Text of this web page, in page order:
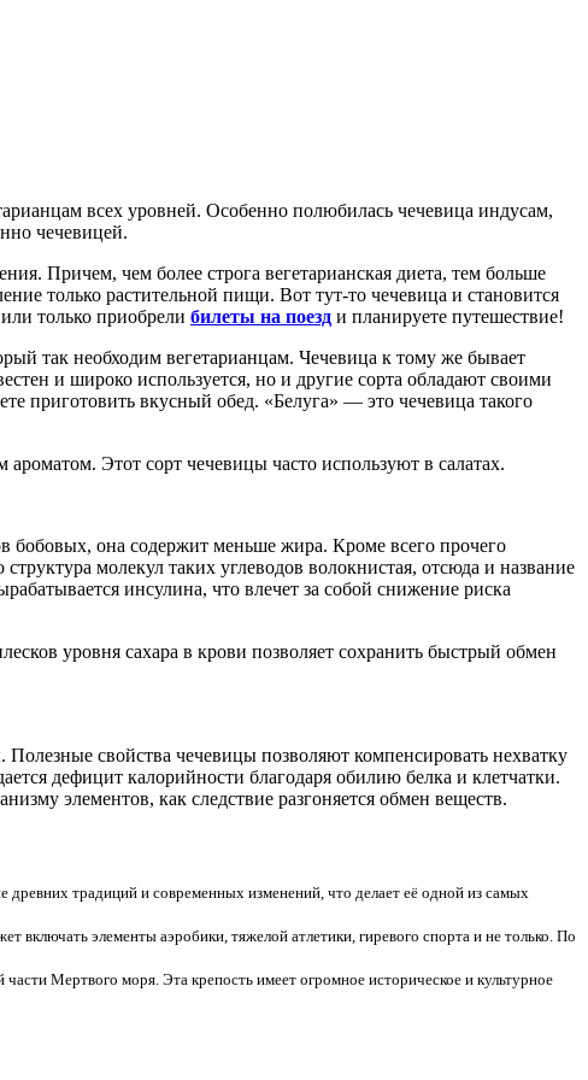
всех уровней. Особенно полюбилась чечевица индусам,
чечевицей.
Причем, чем более строга вегетарианская диета, тем больше
только растительной пищи. Вот тут-то чечевица и становится
только приобрели билеты на поезд и планируете путешествие!
так необходим вегетарианцам. Чечевица к тому же бывает
и широко используется, но и другие сорта обладают своими
приготовить вкусный обед. «Белуга» — это чечевица такого
Этот сорт чечевицы часто используют в салатах.
бобовых, она содержит меньше жира. Кроме всего прочего
молекул таких углеводов волокнистая, отсюда и название
инсулина, что влечет за собой снижение риска
уровня сахара в крови позволяет сохранить быстрый обмен
свойства чечевицы позволяют компенсировать нехватку
дефицит калорийности благодаря обилию белка и клетчатки.
элементов, как следствие разгоняется обмен веществ.
древних традиций и современных изменений, что делает её одной из самых
элементы аэробики, тяжелой атлетики, гиревого спорта и не только. По
Мертвого моря. Эта крепость имеет огромное историческое и культурное